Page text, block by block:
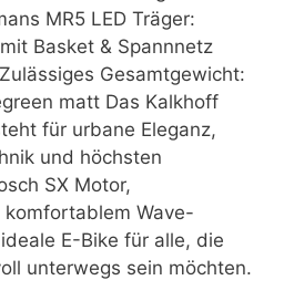
MR5 LED Träger:
Basket & Spannnetz
Gesamtgewicht:
matt Das Kalkhoff
für urbane Eleganz,
und höchsten
SX Motor,
Wave-
E-Bike für alle, die
unterwegs sein möchten.